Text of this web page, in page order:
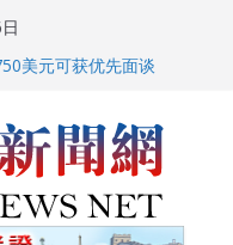
美元可获优先面谈
高层住所 涉纽约警察局腐
教师罗纳德·萨科尔斯基